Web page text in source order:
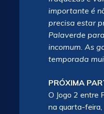
importante é
precisa estar
Palaverde
incomum. As
temporada
PRÓXIMA
O Jogo 2 entre
na quarta-feira,